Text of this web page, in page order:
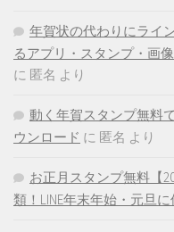
年賀状の代わりにライ
るアプリ・スタンプ・画
に 匿名 より
動く年賀スタンプ無料
ウンロード に 匿名 より
お正月スタンプ無料【
類！LINE年末年始・元旦